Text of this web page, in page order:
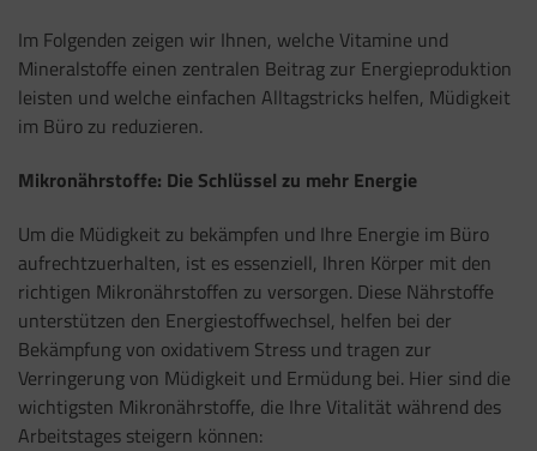
Im Folgenden zeigen wir Ihnen, welche Vitamine und
Mineralstoffe einen zentralen Beitrag zur Energieproduktion
leisten und welche einfachen Alltagstricks helfen, Müdigkeit
im Büro zu reduzieren.
Mikronährstoffe: Die Schlüssel zu mehr Energie
Um die Müdigkeit zu bekämpfen und Ihre Energie im Büro
aufrechtzuerhalten, ist es essenziell, Ihren Körper mit den
richtigen Mikronährstoffen zu versorgen. Diese Nährstoffe
unterstützen den Energiestoffwechsel, helfen bei der
Bekämpfung von oxidativem Stress und tragen zur
Verringerung von Müdigkeit und Ermüdung bei. Hier sind die
wichtigsten Mikronährstoffe, die Ihre Vitalität während des
Arbeitstages steigern können: